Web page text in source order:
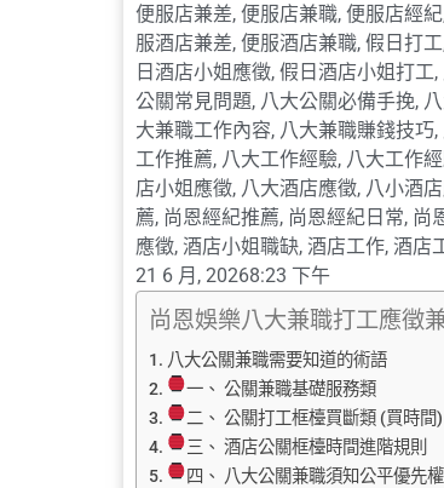
便服店兼差, 便服店兼職, 便服店經紀
服酒店兼差, 便服酒店兼職, 假日打工
日酒店小姐應徵, 假日酒店小姐打工,
公關常見問題, 八大公關必備手挽,
大兼職工作內容, 八大兼職賺錢技巧,
工作推薦, 八大工作經驗, 八大工作
店小姐應徵, 八大酒店應徵, 八小酒
薦, 尚恩經紀推薦, 尚恩經紀日常, 尚
應徵, 酒店小姐職缺, 酒店工作, 酒店
21 6 月, 20268:23 下午
尚恩娛樂八大兼職打工應徵
八大公關兼職需要知道的術語
一、 公關兼職基礎服務類
二、 公關打工框檯買斷類 (買時間)
三、 酒店公關框檯時間進階規則
四、 八大公關兼職須知公平優先